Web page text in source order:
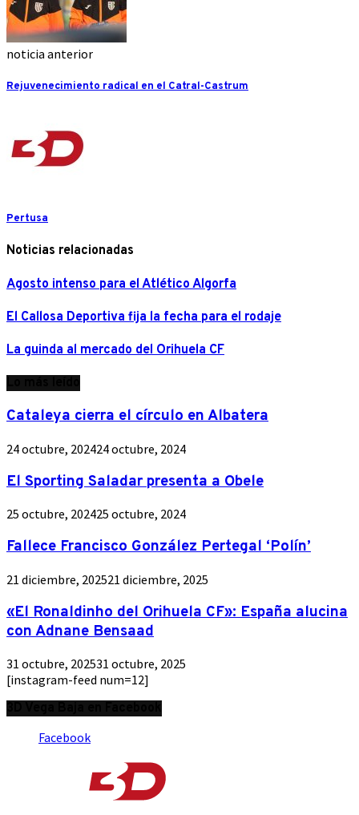
noticia anterior
Rejuvenecimiento radical en el Catral-Castrum
Pertusa
Noticias relacionadas
Agosto intenso para el Atlético Algorfa
El Callosa Deportiva fija la fecha para el rodaje
La guinda al mercado del Orihuela CF
Cataleya cierra el círculo en Albatera
24 octubre, 202424 octubre, 2024
El Sporting Saladar presenta a Obele
25 octubre, 202425 octubre, 2024
Fallece Francisco González Pertegal ‘Polín’
21 diciembre, 202521 diciembre, 2025
«El Ronaldinho del Orihuela CF»: España alucina
con Adnane Bensaad
31 octubre, 202531 octubre, 2025
[instagram-feed num=12]
Facebook